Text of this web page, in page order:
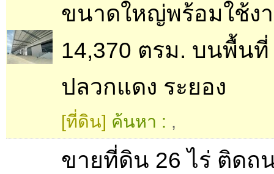
ขนาดใหญ่พร้อมใช้ง
14,370 ตรม. บนพื้นที่
ปลวกแดง ระยอง
[ที่ดิน] ค้นหา : ,
ขายที่ดิน 26 ไร่ ติดถ